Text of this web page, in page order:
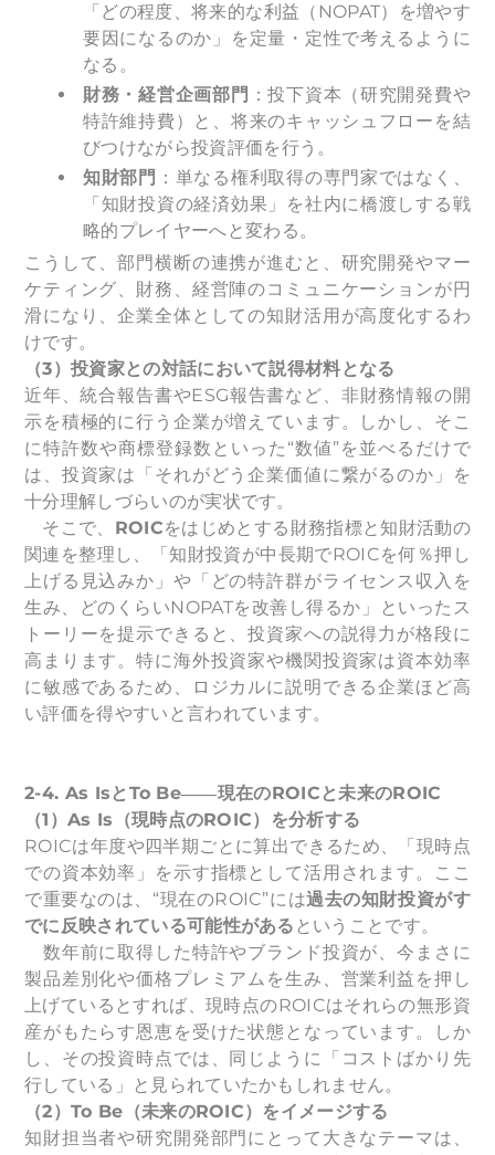
「どの程度、将来的な利益（NOPAT）を増やす
要因になるのか」を定量・定性で考えるように
なる。
財務・経営企画部門 ：投下資本（研究開発費や
特許維持費）と、将来のキャッシュフローを結
びつけながら投資評価を行う。
知財部門 ：単なる権利取得の専門家ではなく、
「知財投資の経済効果」を社内に橋渡しする戦
略的プレイヤーへと変わる。
こうして、部門横断の連携が進むと、研究開発やマー
ケティング、財務、経営陣のコミュニケーションが円
滑になり、企業全体としての知財活用が高度化するわ
けです。
（3）投資家との対話において説得材料となる
近年、統合報告書やESG報告書など、非財務情報の開
示を積極的に行う企業が増えています。しかし、そこ
に特許数や商標登録数といった“数値”を並べるだけで
は、投資家は「それがどう企業価値に繋がるのか」を
十分理解しづらいのが実状です。
そこで、 ROICをはじめとする財務指標と知財活動の
関連を整理し、「知財投資が中長期でROICを何％押し
上げる見込みか」や「どの特許群がライセンス収入を
生み、どのくらいNOPATを改善し得るか」といったス
トーリーを提示できると、投資家への説得力が格段に
高まります。特に海外投資家や機関投資家は資本効率
に敏感であるため、ロジカルに説明できる企業ほど高
い評価を得やすいと言われています。
2-4. As Is とTo Be――現在のROICと未来のROIC
（1）As Is（現時点のROIC）を分析する
ROICは年度や四半期ごとに算出できるため、「現時点
での資本効率」を示す指標として活用されます。ここ
で重要なのは、“現在のROIC”には過去の知財投資がす
でに反映されている可能性がある ということです。
数年前に取得した特許やブランド投資が、今まさに
製品差別化や価格プレミアムを生み、営業利益を押し
上げているとすれば、現時点のROICはそれらの無形資
産がもたらす恩恵を受けた状態となっています。しか
し、その投資時点では、同じように「コストばかり先
行している」と見られていたかもしれません。
（2）To Be（未来のROIC）をイメージする
知財担当者や研究開発部門にとって大きなテーマは、